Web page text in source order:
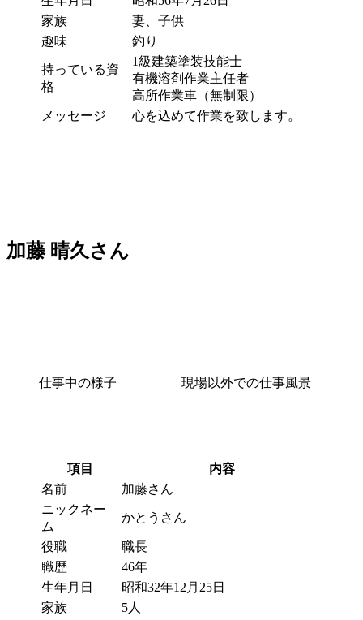
家族
妻、子供
趣味
釣り
持っている資
格
1級建築塗装技能士
有機溶剤作業主任者
高所作業車（無制限）
メッセージ
心を込めて作業を致します。
加藤 晴久さん
仕事中の様子 現場以外での仕事風景
項目
内容
名前
加藤さん
ニックネー
ム
かとうさん
役職
職長
職歴
46年
生年月日
昭和32年12月25日
家族
5人